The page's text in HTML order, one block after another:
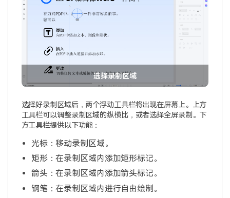
选择录制区域
选择好录制区域后，两个浮动工具栏将出现在屏幕上。上方
工具栏可以调整录制区域的纵横比，或者选择全屏录制。下
方工具栏提供以下功能：
光标：移动录制区域。
矩形：在录制区域内添加矩形标记。
箭头：在录制区域内添加箭头标记。
钢笔：在录制区域内进行自由绘制。